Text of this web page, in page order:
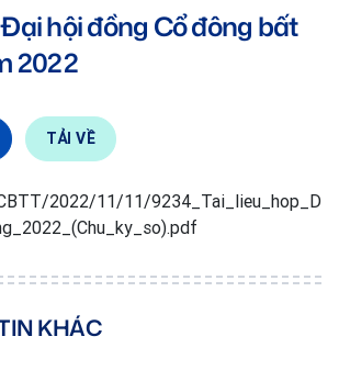
hội đồng Cổ đông bất
2022
TẢI VỀ
2022/11/11/9234_Tai_lieu_hop_D
KHÁC